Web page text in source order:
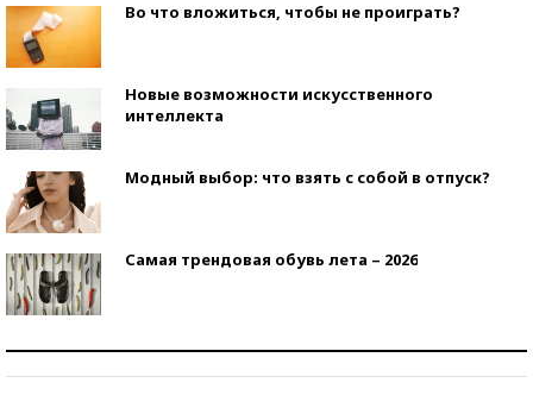
Во что вложиться, чтобы не проиграть?
Новые возможности искусственного
интеллекта
Модный выбор: что взять с собой в отпуск?
Самая трендовая обувь лета – 2026